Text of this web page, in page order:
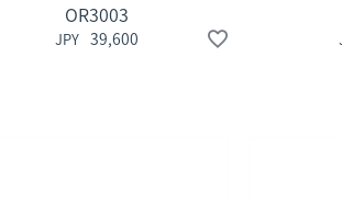
OR3003
39,600